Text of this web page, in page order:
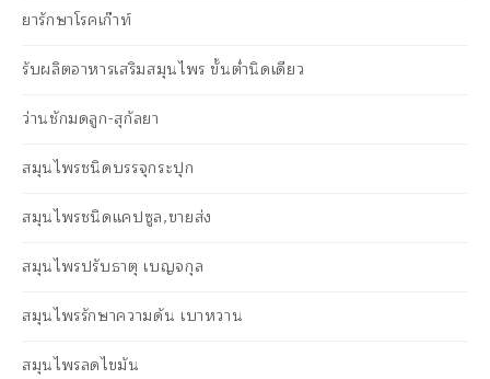
ยารักษาโรคเก๊าท์
รับผลิตอาหารเสริมสมุนไพร ขั้นต่ำนิดเดียว
ว่านชักมดลูก-สุกัลยา
สมุนไพรชนิดบรรจุกระปุก
สมุนไพรชนิดแคปซูล,ขายส่ง
สมุนไพรปรับธาตุ เบญจกุล
สมุนไพรรักษาความดัน เบาหวาน
สมุนไพรลดไขมัน